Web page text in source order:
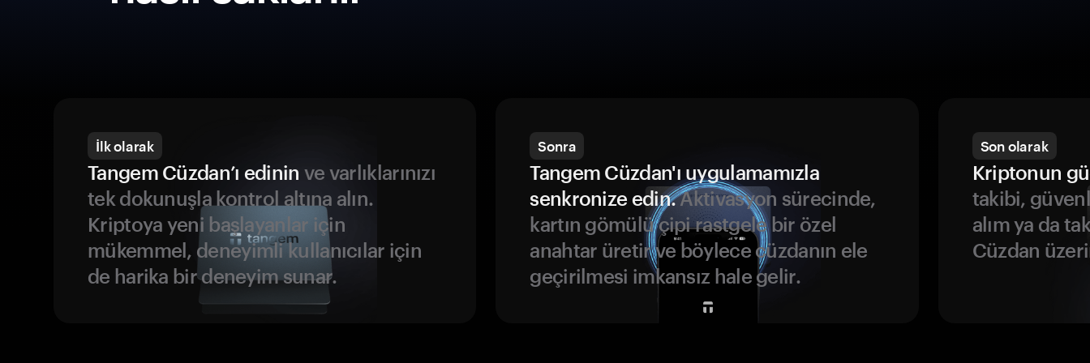
İlk olarak
Tangem Cüzdan’ı edinin ve varlıklarınızı
tek dokunuşla kontrol altına alın.
Kriptoya yeni başlayanlar için
mükemmel, deneyimli kullanıcılar için
de harika bir deneyim sunar.
Sonra
Tangem Cüzdan'ı uygulamamızla
senkronize edin.Aktivasyon sürecinde,
kartın gömülü çipi rastgele bir özel
anahtar üretir ve böylece cüzdanın ele
geçirilmesi imkansız hale gelir.
Son olarak
Kriptonun
takibi,
alım ya da
Cüzdan